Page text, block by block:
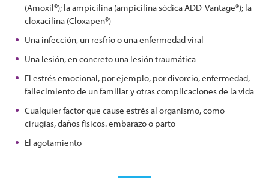
(Amoxil®); la ampicilina (ampicilina sódica ADD-Vantage®); la
cloxacilina (Cloxapen®)
Una infección, un resfrío o una enfermedad viral
Una lesión, en concreto una lesión traumática
El estrés emocional, por ejemplo, por divorcio, enfermedad,
fallecimiento de un familiar y otras complicaciones de la vida
Cualquier factor que cause estrés al organismo, como
cirugías, daños físicos. embarazo o parto
El agotamiento